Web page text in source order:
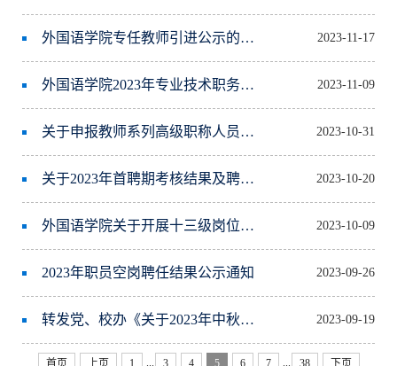
外国语学院专任教师引进公示的通知 2023-11-17
外国语学院2023年专业技术职务及十三级岗位聘任结果公示的通知 2023-11-09
关于申报教师系列高级职称人员及五级岗位人员述职及答辩的通知 2023-10-31
关于2023年首聘期考核结果及聘任意见公示的通知 2023-10-20
外国语学院关于开展十三级岗位聘任工作预通知 2023-10-09
2023年职员空岗聘任结果公示通知 2023-09-26
转发党、校办《关于2023年中秋节、国庆节放假安排的通知》；本科生院《关于2023年中秋节、国庆节期间本科教学安排调整的通知》;《秋季作息时间表》 2023-09-19
首页 上页 1 ... 3 4 5 6 7 ... 38
下页